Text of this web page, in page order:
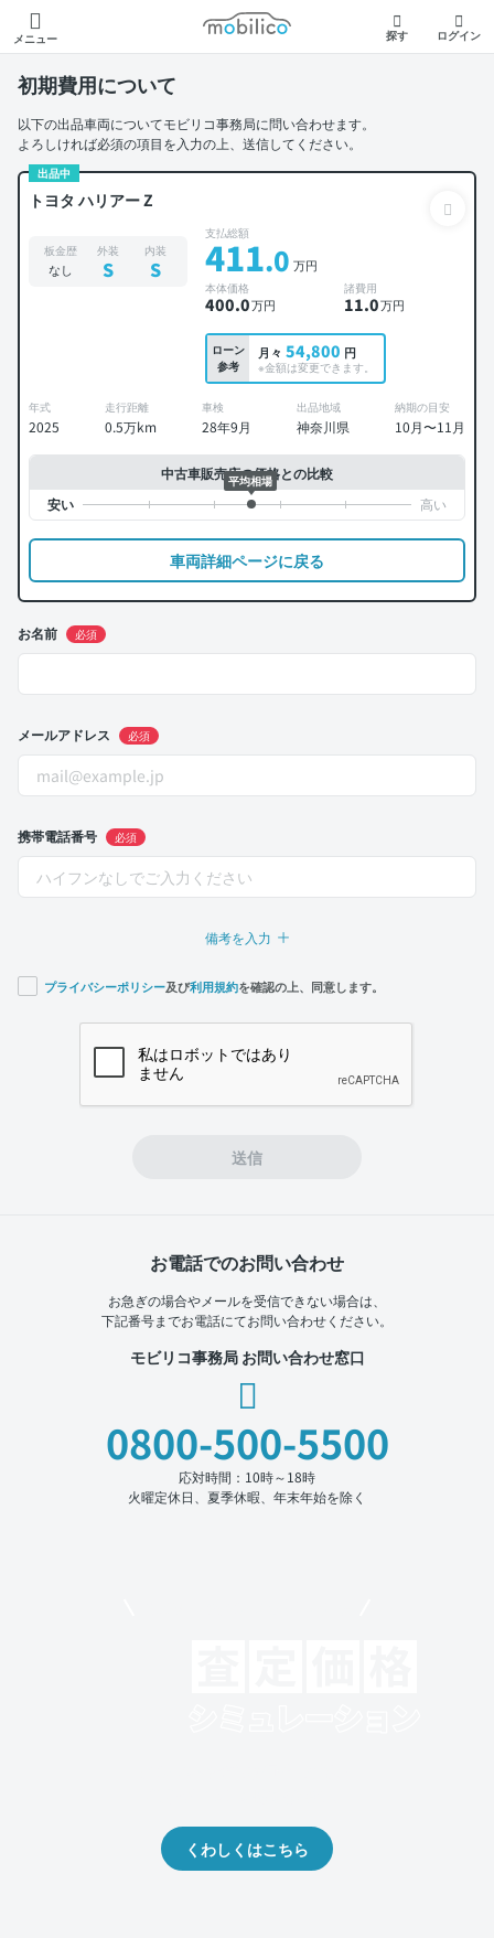
メニュー
モビリコ
探す ログイン
初期費用について
以下の出品車両についてモビリコ事務局に問い合わせます。
よろしければ必須の項目を入力の上、送信してください。
出品中
トヨタ ハリアー Z
板金歴
なし
外装
S
内装
S
支払総額
411.0 万円
本体価格
400.0万円
諸費用
11.0万円
ローン
参考
月々 54,800 円
※金額は変更できます。
年式
2025
走行距離
0.5万km
車検
28年9月
出品地域
神奈川県
納期の目安
10月〜11月
中古車販売店の価格との比較
平均相場
車両詳細ページに戻る
お名前 必須
メールアドレス 必須
携帯電話番号 必須
備考を入力
プライバシーポリシー及び利用規約を確認の上、同意します。
送信
お電話でのお問い合わせ
お急ぎの場合やメールを受信できない場合は、
下記番号までお電話にてお問い合わせください。
モビリコ事務局 お問い合わせ窓口
0800-500-5500
応対時間：10時～18時
火曜定休日、夏季休暇、年末年始を除く
くわしくはこちら